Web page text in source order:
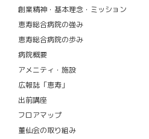
創業精神・基本理念・ミッション
恵寿総合病院の強み
恵寿総合病院の歩み
病院概要
アメニティ・施設
広報誌「恵寿」
出前講座
フロアマップ
董仙会の取り組み